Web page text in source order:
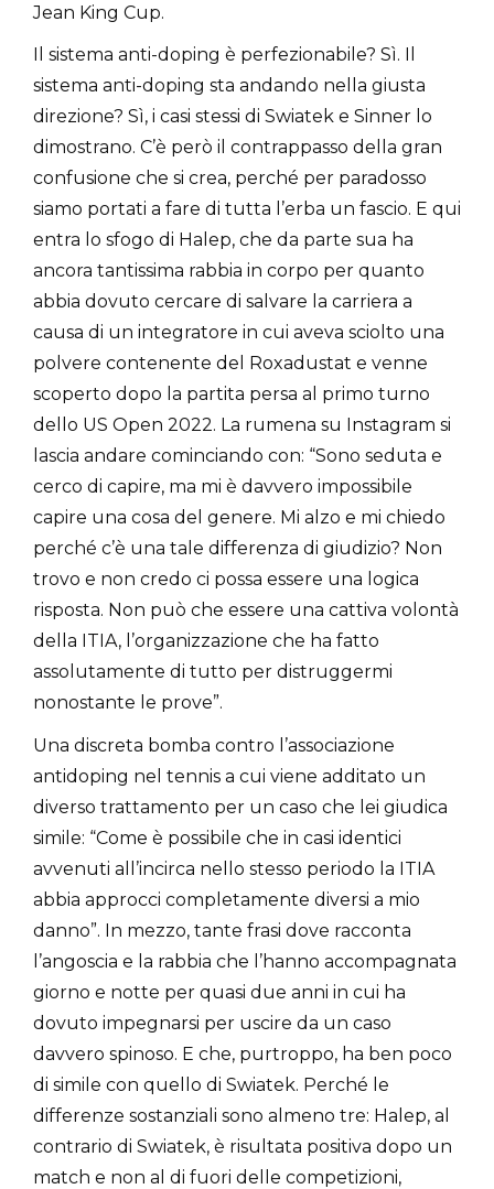
Jean King Cup.
Il sistema anti-doping è perfezionabile? Sì. Il
sistema anti-doping sta andando nella giusta
direzione? Sì, i casi stessi di Swiatek e Sinner lo
dimostrano. C’è però il contrappasso della gran
confusione che si crea, perché per paradosso
siamo portati a fare di tutta l’erba un fascio. E qui
entra lo sfogo di Halep, che da parte sua ha
ancora tantissima rabbia in corpo per quanto
abbia dovuto cercare di salvare la carriera a
causa di un integratore in cui aveva sciolto una
polvere contenente del Roxadustat e venne
scoperto dopo la partita persa al primo turno
dello US Open 2022. La rumena su Instagram si
lascia andare cominciando con: “Sono seduta e
cerco di capire, ma mi è davvero impossibile
capire una cosa del genere. Mi alzo e mi chiedo
perché c’è una tale differenza di giudizio? Non
trovo e non credo ci possa essere una logica
risposta. Non può che essere una cattiva volontà
della ITIA, l’organizzazione che ha fatto
assolutamente di tutto per distruggermi
nonostante le prove”.
Una discreta bomba contro l’associazione
antidoping nel tennis a cui viene additato un
diverso trattamento per un caso che lei giudica
simile: “Come è possibile che in casi identici
avvenuti all’incirca nello stesso periodo la ITIA
abbia approcci completamente diversi a mio
danno”. In mezzo, tante frasi dove racconta
l’angoscia e la rabbia che l’hanno accompagnata
giorno e notte per quasi due anni in cui ha
dovuto impegnarsi per uscire da un caso
davvero spinoso. E che, purtroppo, ha ben poco
di simile con quello di Swiatek. Perché le
differenze sostanziali sono almeno tre: Halep, al
contrario di Swiatek, è risultata positiva dopo un
match e non al di fuori delle competizioni,